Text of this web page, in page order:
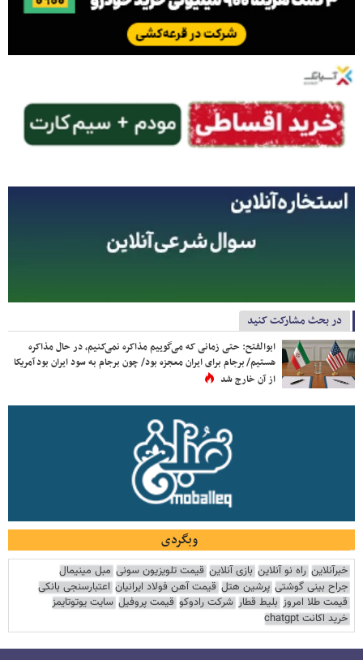
در بحث مشارکت کنید
ابوالفتح: حتی زمانی که می‌گوییم مذاکره نمی‌کنیم، در حال مذاکره
هستیم/ برجام برای ایران معجزه بود/ چون برجام به سود ایران بود آمریکا
از آن خارج شد
وبگردی
خبرآنلاین راه نو آنلاین بازی آنلاین قیمت تلویزیون سونی مبل مینیمال
جراح بینی گوشتی پرشین هتل قیمت آهن فولاد ایرانیان اعتبارسنجی بانکی
قیمت طلا امروز بلیط قطار شرکت رادوکو قیمت پروفیل سایت یوتوتایمز
خرید اکانت chatgpt